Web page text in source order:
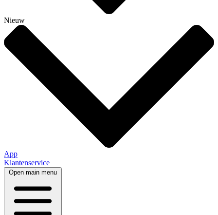
Nieuw
App
Klantenservice
Open main menu